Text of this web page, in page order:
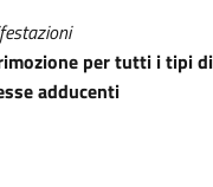
per tutti i tipi
adducenti